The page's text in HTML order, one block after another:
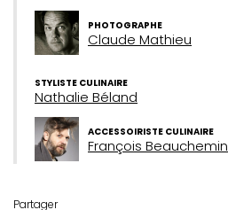
PHOTOGRAPHE
Claude Mathieu
STYLISTE CULINAIRE
Nathalie Béland
ACCESSOIRISTE CULINAIRE
François Beauchemin
Partager